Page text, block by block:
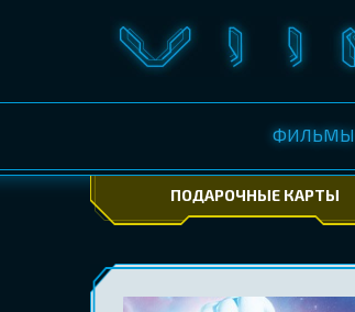
ФИЛЬМЫ
ПОДАРОЧНЫЕ КАРТЫ